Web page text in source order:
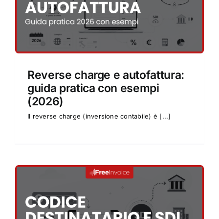
Reverse charge e autofattura:
guida pratica con esempi
(2026)
Il reverse charge (inversione contabile) è [...]